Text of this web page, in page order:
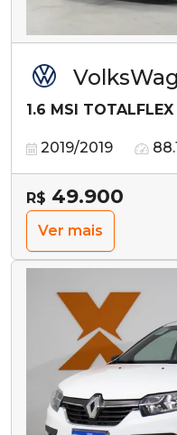
1.6 MSI
2019/2019
R$ 49.900
Ver mais